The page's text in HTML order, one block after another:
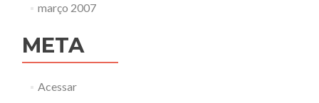
março 2007
META
Acessar